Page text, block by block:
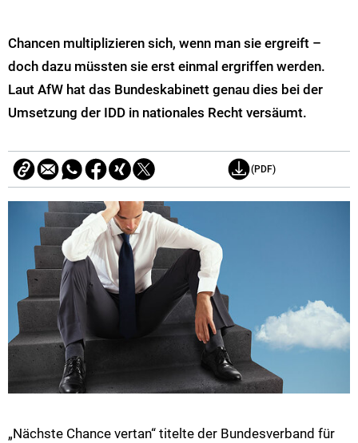
Chancen multiplizieren sich, wenn man sie ergreift –
doch dazu müssten sie erst einmal ergriffen werden.
Laut AfW hat das Bundeskabinett genau dies bei der
Umsetzung der IDD in nationales Recht versäumt.
(PDF)
„Nächste Chance vertan“ titelte der Bundesverband für